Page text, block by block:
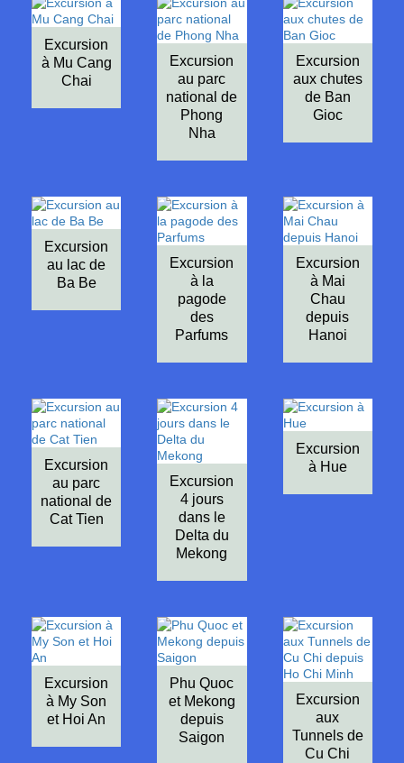
Excursion
à Mu Cang
Chai
Excursion
au parc
national de
Phong
Nha
Excursion
aux chutes
de Ban
Gioc
Excursion
au lac de
Ba Be
Excursion
à la
pagode
des
Parfums
Excursion
à Mai
Chau
depuis
Hanoi
Excursion
au parc
national de
Cat Tien
Excursion
4 jours
dans le
Delta du
Mekong
Excursion
à Hue
Excursion
à My Son
et Hoi An
Phu Quoc
et Mekong
depuis
Saigon
Excursion
aux
Tunnels de
Cu Chi